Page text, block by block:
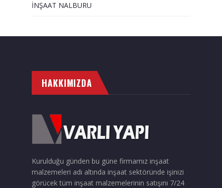
İNŞAAT NALBURU
HAKKIMIZDA
Kurulduğu günden bu güne firmamız inşaat
malzemeleri adı altında inşaat sektöründe işinizi
görücek tüm inşaat malzemelerinin satışını 7/24